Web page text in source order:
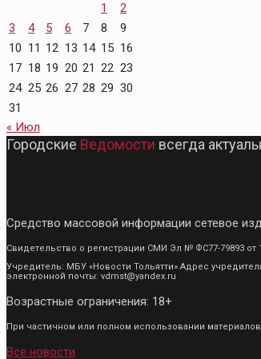
1
2
3
4 5 6 7 8
9
10 11 12 13 14 15 16
17 18 19 20 21 22 23
24 25 26 27 28 29 30
31
« Июл
Городские Ведомости всегда
Средство массовой информации сетевое
Свидетельство о регистрации СМИ Эл № ФС77-79893
Учредитель: МБУ «Новости Тольятти» Адрес
электронной почты: vdmst@yandex.ru
Возрастные ограничения: 18+
При частичном или полном использовании материалов
Все новости